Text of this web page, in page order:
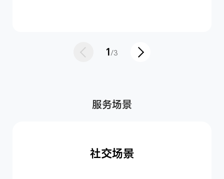
1/3
服务场景
社交场景